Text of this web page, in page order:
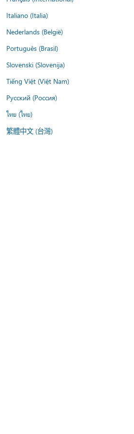
Italiano (Italia)
Nederlands (België)
Português (Brasil)
Slovenski (Slovenija)
Tiếng Việt (Việt Nam)
Русский (Россия)
ไทย (ไทย)
繁體中文 (台灣)